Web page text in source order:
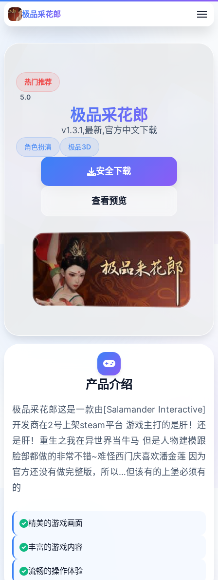
极品采花郎
热门推荐
5.0
极品采花郎
v1.3.1,最新,官方中文下载
角色扮演 极品3D
安全下载
查看预览
产品介绍
极品采花郎这是一款由[Salamander Interactive]
开发商在2号上架steam平台 游戏主打的是肝！还
是肝！重生之我在异世界当牛马 但是人物建模跟
脸部都做的非常不错~难怪西门庆喜欢潘金莲 因为
官方还没有做完整版，所以…但该有的上堡必须有
的
精美的游戏画面
丰富的游戏内容
流畅的操作体验